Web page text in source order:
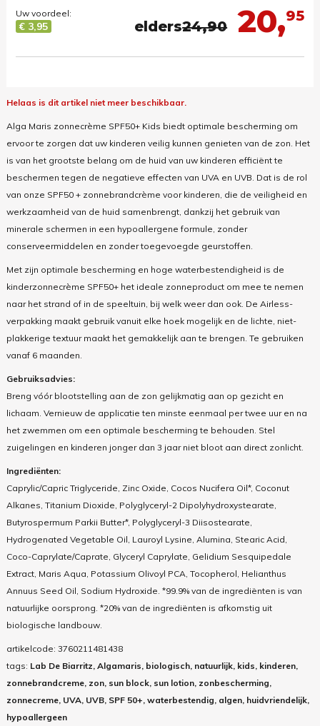
20,95
elders24,90
Uw voordeel:
€ 3,95
Helaas is dit artikel niet meer beschikbaar.
Alga Maris zonnecrème SPF50+ Kids biedt optimale bescherming om
ervoor te zorgen dat uw kinderen veilig kunnen genieten van de zon. Het
is van het grootste belang om de huid van uw kinderen efficiënt te
beschermen tegen de negatieve effecten van UVA en UVB. Dat is de rol
van onze SPF50 + zonnebrandcrème voor kinderen, die de veiligheid en
werkzaamheid van de huid samenbrengt, dankzij het gebruik van
minerale schermen in een hypoallergene formule, zonder
conserveermiddelen en zonder toegevoegde geurstoffen.
Met zijn optimale bescherming en hoge waterbestendigheid is de
kinderzonnecrème SPF50+ het ideale zonneproduct om mee te nemen
naar het strand of in de speeltuin, bij welk weer dan ook. De Airless-
verpakking maakt gebruik vanuit elke hoek mogelijk en de lichte, niet-
plakkerige textuur maakt het gemakkelijk aan te brengen. Te gebruiken
vanaf 6 maanden.
Gebruiksadvies:
Breng vóór blootstelling aan de zon gelijkmatig aan op gezicht en
lichaam. Vernieuw de applicatie ten minste eenmaal per twee uur en na
het zwemmen om een optimale bescherming te behouden. Stel
zuigelingen en kinderen jonger dan 3 jaar niet bloot aan direct zonlicht.
Ingrediënten:
Caprylic/Capric Triglyceride, Zinc Oxide, Cocos Nucifera Oil*, Coconut
Alkanes, Titanium Dioxide, Polyglyceryl-2 Dipolyhydroxystearate,
Butyrospermum Parkii Butter*, Polyglyceryl-3 Diisostearate,
Hydrogenated Vegetable Oil, Lauroyl Lysine, Alumina, Stearic Acid,
Coco-Caprylate/Caprate, Glyceryl Caprylate, Gelidium Sesquipedale
Extract, Maris Aqua, Potassium Olivoyl PCA, Tocopherol, Helianthus
Annuus Seed Oil, Sodium Hydroxide. *99.9% van de ingrediënten is van
natuurlijke oorsprong. *20% van de ingrediënten is afkomstig uit
biologische landbouw.
artikelcode: 3760211481438
tags: Lab De Biarritz, Algamaris, biologisch, natuurlijk, kids, kinderen,
zonnebrandcreme, zon, sun block, sun lotion, zonbescherming,
zonnecreme, UVA, UVB, SPF 50+, waterbestendig, algen, huidvriendelijk,
hypoallergeen